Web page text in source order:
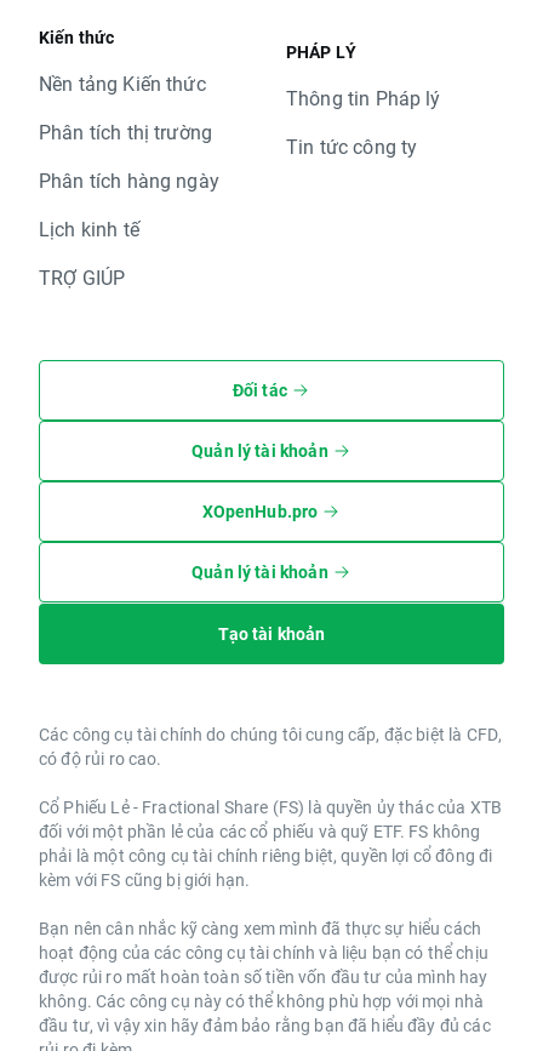
Kiến thức
Nền tảng Kiến thức
Phân tích thị trường
Phân tích hàng ngày
Lịch kinh tế
TRỢ GIÚP
PHÁP LÝ
Thông tin Pháp lý
Tin tức công ty
Đối tác
Quản lý tài khoản
XOpenHub.pro
Quản lý tài khoản
Tạo tài khoản
Các công cụ tài chính do chúng tôi cung cấp, đặc biệt là CFD,
có độ rủi ro cao.
Cổ Phiếu Lẻ - Fractional Share (FS) là quyền ủy thác của XTB
đối với một phần lẻ của các cổ phiếu và quỹ ETF. FS không
phải là một công cụ tài chính riêng biệt, quyền lợi cổ đông đi
kèm với FS cũng bị giới hạn.
Bạn nên cân nhắc kỹ càng xem mình đã thực sự hiểu cách
hoạt động của các công cụ tài chính và liệu bạn có thể chịu
được rủi ro mất hoàn toàn số tiền vốn đầu tư của mình hay
không. Các công cụ này có thể không phù hợp với mọi nhà
đầu tư, vì vậy xin hãy đảm bảo rằng bạn đã hiểu đầy đủ các